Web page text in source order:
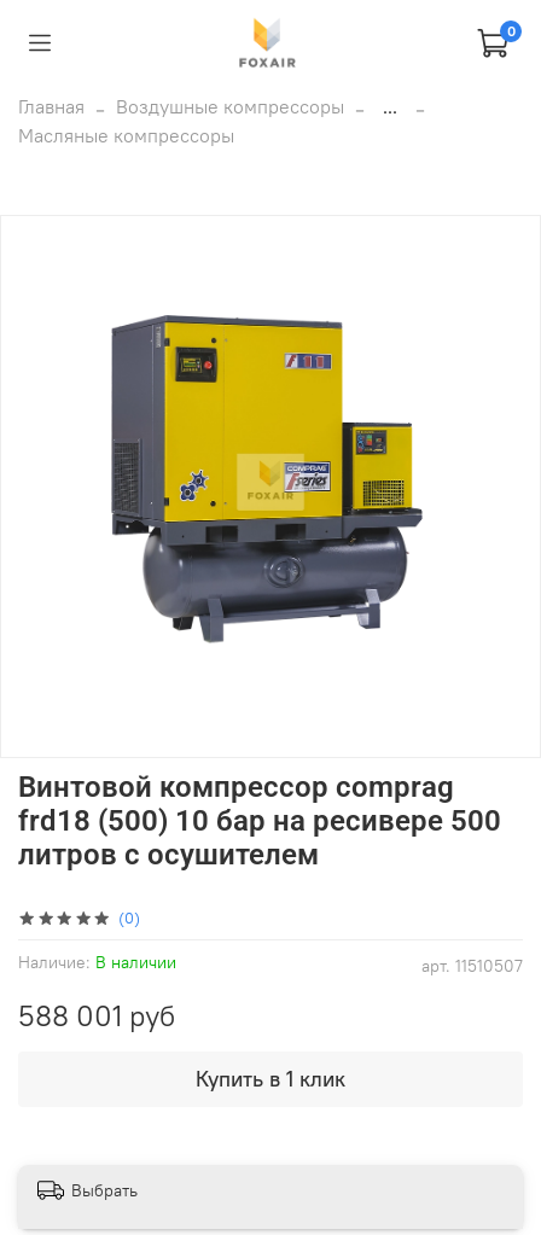
0
Главная Воздушные компрессоры
...
Масляные компрессоры
(0)
арт. 11510507
Наличие: В наличии
Винтовой компрессор comprag
frd18 (500) 10 бар на ресивере 500
литров с осушителем
588 001 руб
Купить в 1 клик
Выбрать